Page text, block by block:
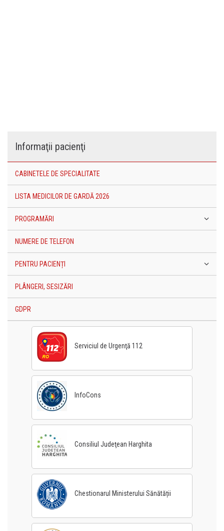
Informaţii pacienţi
CABINETELE DE SPECIALITATE
LISTA MEDICILOR DE GARDĂ 2026
PROGRAMĂRI
NUMERE DE TELEFON
PENTRU PACIENȚI
PLÂNGERI, SESIZĂRI
GDPR
Serviciul de Urgenţă 112
InfoCons
Consiliul Judeţean Harghita
Chestionarul Ministerului Sănătății